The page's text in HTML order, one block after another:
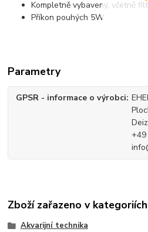
Kompletně vybavený, včetně
Příkon pouhých 5W
Parametry
GPSR - informace o výrobci
Zboží zařazeno v kategoriích
Akvarijní technika